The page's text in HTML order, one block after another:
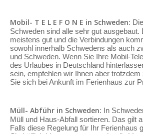
Mobil- T E L E F O N E in Schweden:
Schweden sind alle sehr gut ausgebaut.
meistens gut und die Verbindungen
sowohl innerhalb Schwedens als auch
und Schweden. Wenn Sie Ihre Mobil-
des Urlaubes in Deutschland
sein, empfehlen wir Ihnen aber
Sie sich bei Ankunft im Ferienhaus zur
Müll- Abführ in Schweden: In
Müll und Haus-Abfall sortieren. Das gilt
Falls diese Regelung für Ihr Ferienhaus